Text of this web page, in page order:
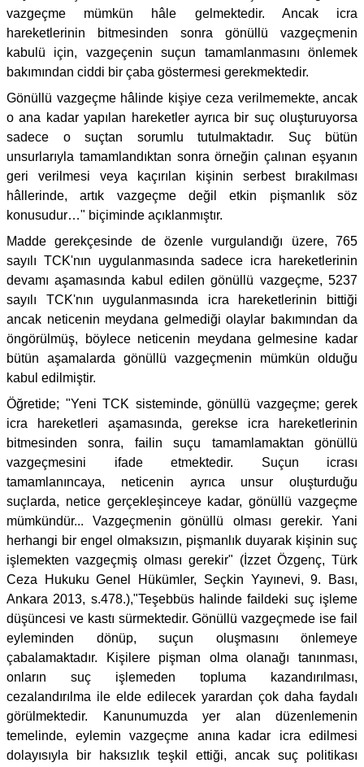
vazgeçme mümkün hâle gelmektedir. Ancak icra
hareketlerinin bitmesinden sonra gönüllü vazgeçmenin
kabulü için, vazgeçenin suçun tamamlanmasını önlemek
bakımından ciddi bir çaba göstermesi gerekmektedir.
Gönüllü vazgeçme hâlinde kişiye ceza verilmemekte, ancak
o ana kadar yapılan hareketler ayrıca bir suç oluşturuyorsa
sadece o suçtan sorumlu tutulmaktadır. Suç bütün
unsurlarıyla tamamlandıktan sonra örneğin çalınan eşyanın
geri verilmesi veya kaçırılan kişinin serbest bırakılması
hâllerinde, artık vazgeçme değil etkin pişmanlık söz
konusudur…" biçiminde açıklanmıştır.
Madde gerekçesinde de özenle vurgulandığı üzere, 765
sayılı TCK'nın uygulanmasında sadece icra hareketlerinin
devamı aşamasında kabul edilen gönüllü vazgeçme, 5237
sayılı TCK'nın uygulanmasında icra hareketlerinin bittiği
ancak neticenin meydana gelmediği olaylar bakımından da
öngörülmüş, böylece neticenin meydana gelmesine kadar
bütün aşamalarda gönüllü vazgeçmenin mümkün olduğu
kabul edilmiştir.
Öğretide; "Yeni TCK sisteminde, gönüllü vazgeçme; gerek
icra hareketleri aşamasında, gerekse icra hareketlerinin
bitmesinden sonra, failin suçu tamamlamaktan gönüllü
vazgeçmesini ifade etmektedir. Suçun icrası
tamamlanıncaya, neticenin ayrıca unsur oluşturduğu
suçlarda, netice gerçekleşinceye kadar, gönüllü vazgeçme
mümkündür... Vazgeçmenin gönüllü olması gerekir. Yani
herhangi bir engel olmaksızın, pişmanlık duyarak kişinin suç
işlemekten vazgeçmiş olması gerekir" (İzzet Özgenç, Türk
Ceza Hukuku Genel Hükümler, Seçkin Yayınevi, 9. Bası,
Ankara 2013, s.478.),"Teşebbüs halinde faildeki suç işleme
düşüncesi ve kastı sürmektedir. Gönüllü vazgeçmede ise fail
eyleminden dönüp, suçun oluşmasını önlemeye
çabalamaktadır. Kişilere pişman olma olanağı tanınması,
onların suç işlemeden topluma kazandırılması,
cezalandırılma ile elde edilecek yarardan çok daha faydalı
görülmektedir. Kanunumuzda yer alan düzenlemenin
temelinde, eylemin vazgeçme anına kadar icra edilmesi
dolayısıyla bir haksızlık teşkil ettiği, ancak suç politikası